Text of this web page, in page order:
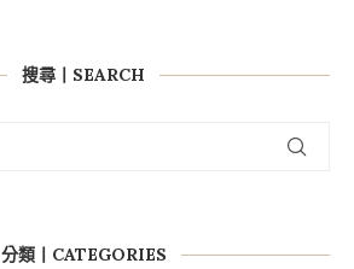
搜尋丨SEARCH
分類丨CATEGORIES